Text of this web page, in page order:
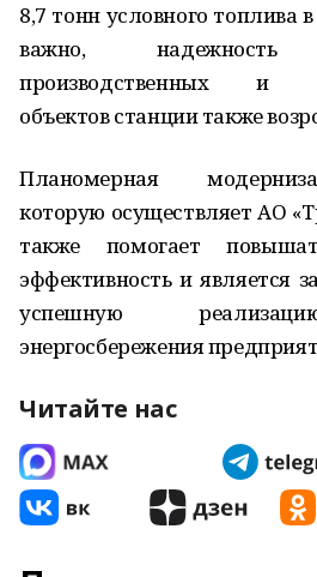
8,7 тонн условного топлива
важно, надежность
производственных и
объектов станции также
Планомерная
которую осуществляет АО
также помогает
эффективность и является
успешную
энергосбережения
Читайте нас